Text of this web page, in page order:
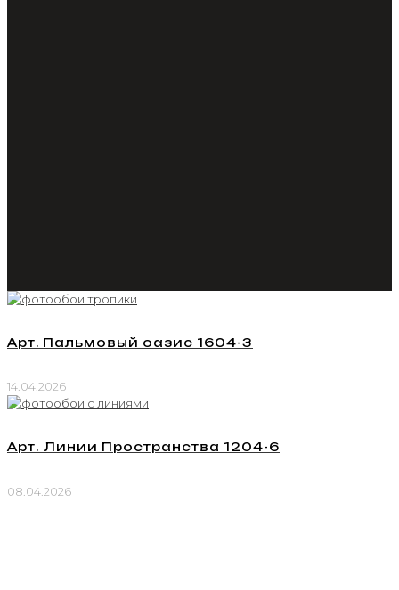
Арт. Пальмовый оазис 1604-3
14.04.2026
Арт. Линии Пространства 1204-6
08.04.2026